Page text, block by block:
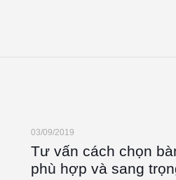
03/09/2019
Tư vấn cách chọn
phù hợp và sang